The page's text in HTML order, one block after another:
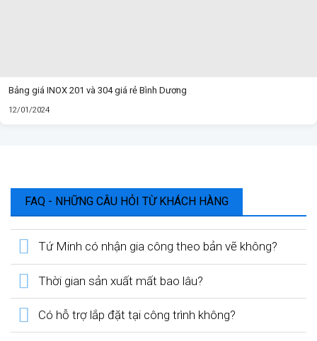
Bảng giá INOX 201 và 304 giá rẻ Bình Dương
12/01/2024
FAQ - NHỮNG CÂU HỎI TỪ KHÁCH HÀNG
Tứ Minh có nhận gia công theo bản vẽ không?
Thời gian sản xuất mất bao lâu?
Có hỗ trợ lắp đặt tại công trình không?